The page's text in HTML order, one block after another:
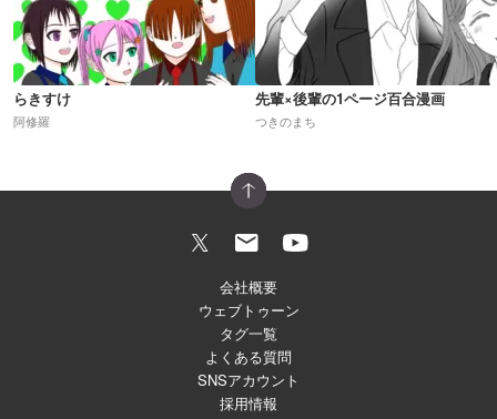
らきすけ
阿修羅
先輩×後輩の1ページ百合漫画
つきのまち
会社概要
ウェブトゥーン
タグ一覧
よくある質問
SNSアカウント
採用情報